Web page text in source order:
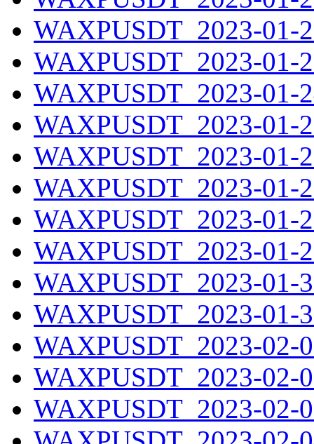
WAXPUSDT_2023-01-
WAXPUSDT_2023-01-
WAXPUSDT_2023-01-
WAXPUSDT_2023-01-
WAXPUSDT_2023-01-
WAXPUSDT_2023-01-
WAXPUSDT_2023-01-
WAXPUSDT_2023-01-
WAXPUSDT_2023-01-
WAXPUSDT_2023-01-
WAXPUSDT_2023-02-
WAXPUSDT_2023-02-
WAXPUSDT_2023-02-